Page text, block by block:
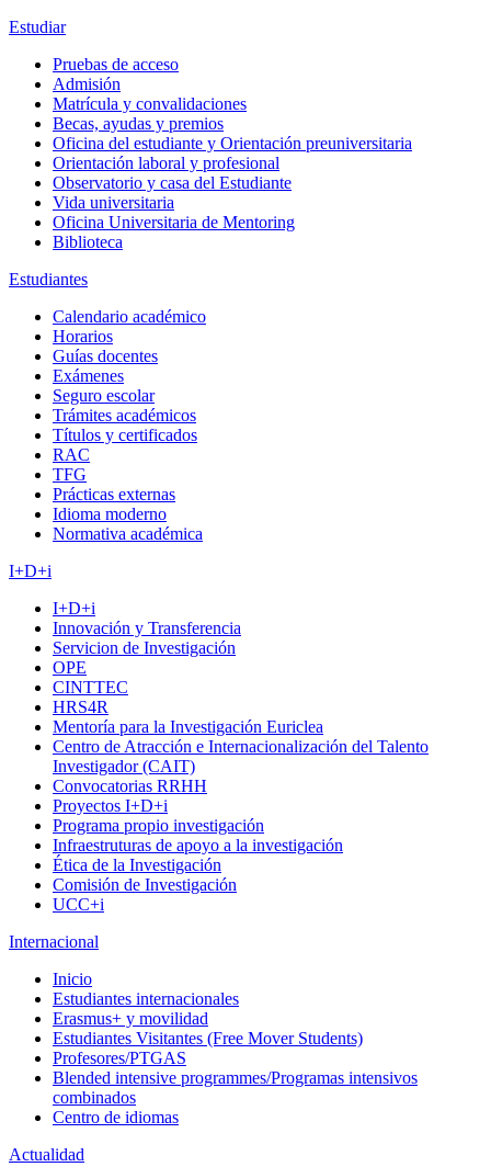
Estudiar
Pruebas de acceso
Admisión
Matrícula y convalidaciones
Becas, ayudas y premios
Oficina del estudiante y Orientación preuniversitaria
Orientación laboral y profesional
Observatorio y casa del Estudiante
Vida universitaria
Oficina Universitaria de Mentoring
Biblioteca
Estudiantes
Calendario académico
Horarios
Guías docentes
Exámenes
Seguro escolar
Trámites académicos
Títulos y certificados
RAC
TFG
Prácticas externas
Idioma moderno
Normativa académica
I+D+i
I+D+i
Innovación y Transferencia
Servicion de Investigación
OPE
CINTTEC
HRS4R
Mentoría para la Investigación Euriclea
Centro de Atracción e Internacionalización del Talento
Investigador (CAIT)
Convocatorias RRHH
Proyectos I+D+i
Programa propio investigación
Infraestruturas de apoyo a la investigación
Ética de la Investigación
Comisión de Investigación
UCC+i
Internacional
Inicio
Estudiantes internacionales
Erasmus+ y movilidad
Estudiantes Visitantes (Free Mover Students)
Profesores/PTGAS
Blended intensive programmes/Programas intensivos
combinados
Centro de idiomas
Actualidad